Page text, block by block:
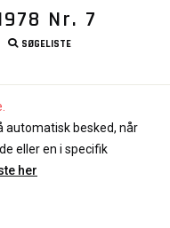
Nr. 7
SØGELISTE
automatisk besked, når
eller en i specifik
her